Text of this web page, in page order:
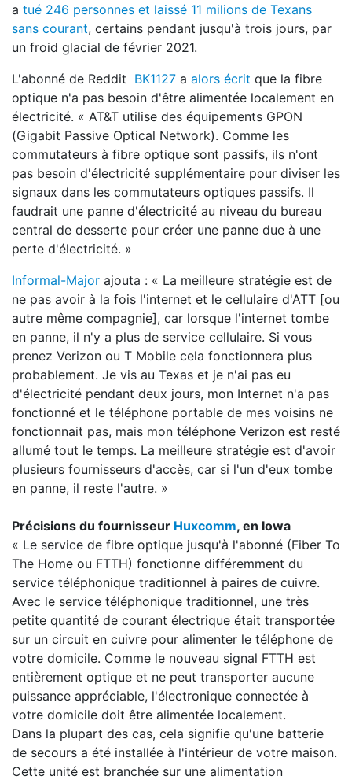
a tué 246 personnes et laissé 11 milions de Texans
sans courant, certains pendant jusqu'à trois jours, par
un froid glacial de février 2021.
L'abonné de Reddit BK1127 a alors écrit que la fibre
optique n'a pas besoin d'être alimentée localement en
électricité. « AT&T utilise des équipements GPON
(Gigabit Passive Optical Network). Comme les
commutateurs à fibre optique sont passifs, ils n'ont
pas besoin d'électricité supplémentaire pour diviser les
signaux dans les commutateurs optiques passifs. Il
faudrait une panne d'électricité au niveau du bureau
central de desserte pour créer une panne due à une
perte d'électricité. »
Informal-Major ajouta : « La meilleure stratégie est de
ne pas avoir à la fois l'internet et le cellulaire d'ATT [ou
autre même compagnie], car lorsque l'internet tombe
en panne, il n'y a plus de service cellulaire. Si vous
prenez Verizon ou T Mobile cela fonctionnera plus
probablement. Je vis au Texas et je n'ai pas eu
d'électricité pendant deux jours, mon Internet n'a pas
fonctionné et le téléphone portable de mes voisins ne
fonctionnait pas, mais mon téléphone Verizon est resté
allumé tout le temps. La meilleure stratégie est d'avoir
plusieurs fournisseurs d'accès, car si l'un d'eux tombe
en panne, il reste l'autre. »
Précisions du fournisseur Huxcomm, en Iowa
« Le service de fibre optique jusqu'à l'abonné (Fiber To
The Home ou FTTH) fonctionne différemment du
service téléphonique traditionnel à paires de cuivre.
Avec le service téléphonique traditionnel, une très
petite quantité de courant électrique était transportée
sur un circuit en cuivre pour alimenter le téléphone de
votre domicile. Comme le nouveau signal FTTH est
entièrement optique et ne peut transporter aucune
puissance appréciable, l'électronique connectée à
votre domicile doit être alimentée localement.
Dans la plupart des cas, cela signifie qu'une batterie
de secours a été installée à l'intérieur de votre maison.
Cette unité est branchée sur une alimentation